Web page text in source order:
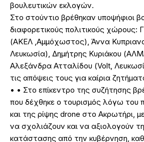
βουλευτικών εκλογών.
Στο στούντιο βρέθηκαν υποψήφιοι
διαφορετικούς πολιτικούς χώρους:
(ΑΚΕΛ ,Αμμόχωστος), Άννα
Λευκωσία), Δημήτρης Κυριάκου
Αλεξάνδρα Ατταλίδου (Volt,
τις απόψεις τους για καίρια
• • Στο επίκεντρο της συζήτησης
που δέχθηκε ο τουρισμός λόγω του
και της ρίψης drone στο Ακρωτήρι,
να σχολιάζουν και να αξιολογούν τη
κατάστασης από την κυβέρνηση,